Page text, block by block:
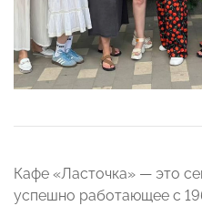
Кафе «Ласточка» — это
успешно работающее с